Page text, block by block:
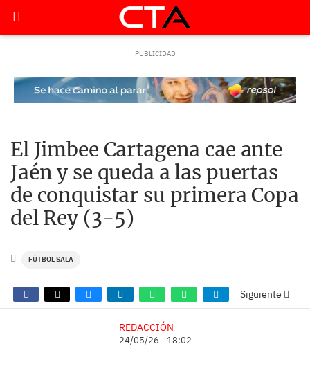
El Jimbee Cartagena cae ante
Jaén y se queda a las puertas
de conquistar su primera Copa
del Rey (3-5)
FÚTBOL SALA
Siguiente
REDACCIÓN
24/05/26 - 18:02